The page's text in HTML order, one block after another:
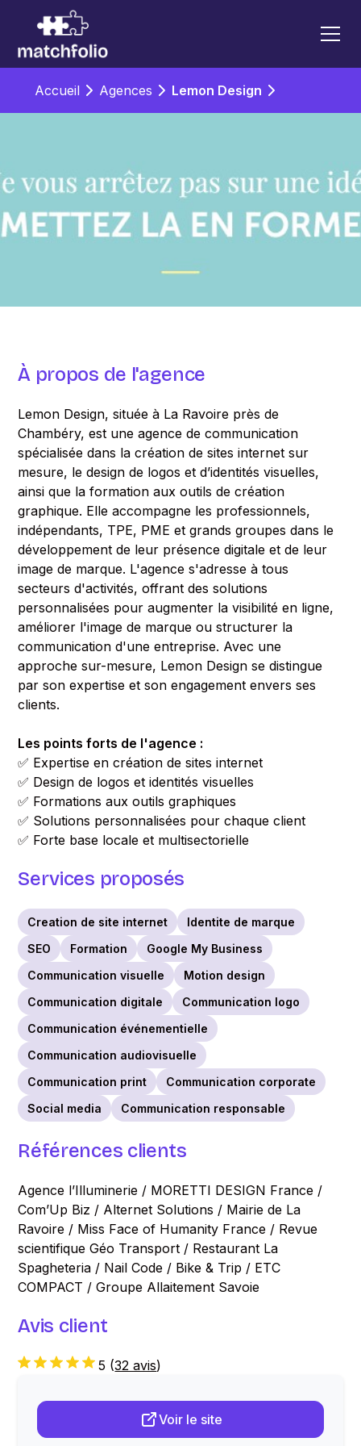
Accueil Agences Lemon Design
À propos de l'agence
Lemon Design, située à La Ravoire près de
Chambéry, est une agence de communication
spécialisée dans la création de sites internet sur
mesure, le design de logos et d’identités visuelles,
ainsi que la formation aux outils de création
graphique. Elle accompagne les professionnels,
indépendants, TPE, PME et grands groupes dans le
développement de leur présence digitale et de leur
image de marque. L'agence s'adresse à tous
secteurs d'activités, offrant des solutions
personnalisées pour augmenter la visibilité en ligne,
améliorer l'image de marque ou structurer la
communication d'une entreprise. Avec une
approche sur-mesure, Lemon Design se distingue
par son expertise et son engagement envers ses
clients.
Les points forts de l'agence :
✅ Expertise en création de sites internet
✅ Design de logos et identités visuelles
✅ Formations aux outils graphiques
✅ Solutions personnalisées pour chaque client
✅ Forte base locale et multisectorielle
Services proposés
Creation de site internet
Identite de marque
SEO
Formation
Google My Business
Communication visuelle
Motion design
Communication digitale
Communication logo
Communication événementielle
Communication audiovisuelle
Communication print
Communication corporate
Social media
Communication responsable
Références clients
Agence l’Illuminerie / MORETTI DESIGN France /
Com’Up Biz / Alternet Solutions / Mairie de La
Ravoire / Miss Face of Humanity France / Revue
scientifique Géo Transport / Restaurant La
Spagheteria / Nail Code / Bike & Trip / ETC
COMPACT / Groupe Allaitement Savoie
Avis client
5 (32 avis)
Voir le site